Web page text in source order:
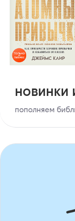
новинки
пополняем